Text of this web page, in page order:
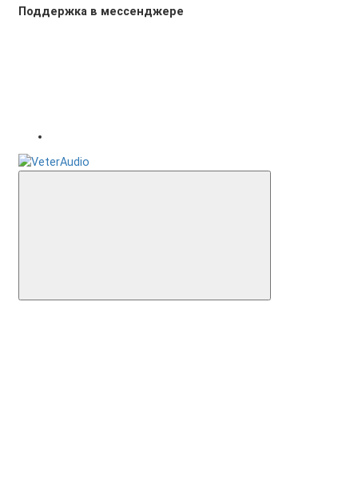
Поддержка в мессенджере